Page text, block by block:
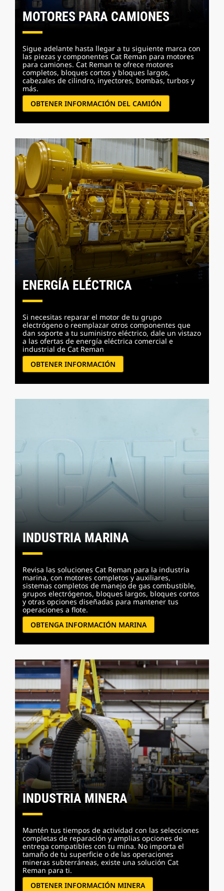
MOTORES PARA CAMIONES
Sigue adelante hasta llegar a tu siguiente marca con
las piezas y componentes Cat Reman para motores
para camiones. Cat Reman te ofrece motores
completos, bloques cortos y bloques largos,
cabezales de cilindro, inyectores, bombas, turbos y
más.
OBTENER INFORMACIÓN DEL CAMIÓN
ENERGÍA ELÉCTRICA
Si necesitas reparar el motor de tu grupo
electrógeno o reemplazar otros componentes que
dan soporte a tu suministro eléctrico, dale un vistazo
a las ofertas de energía eléctrica comercial e
industrial de Cat Reman
OBTENER INFORMACIÓN
INDUSTRIA MARINA
Revisa las soluciones Cat Reman para la industria
marina, con motores completos y auxiliares,
sistemas completos de manejo de gas combustible,
grupos electrógenos, bloques largos, bloques cortos
y otras opciones diseñadas para mantener tus
operaciones a flote.
OBTENGA INFORMACIÓN MARINA
INDUSTRIA MINERA
Mantén tus tiempos de actividad con las selecciones
completas de reparación y amplias opciones de
entrega compatibles con tu mina. No importa el
tamaño de tu superficie o de las operaciones
mineras subterráneas, existe una solución Cat
Reman para ti.
OBTENER INFORMACIÓN MINERA